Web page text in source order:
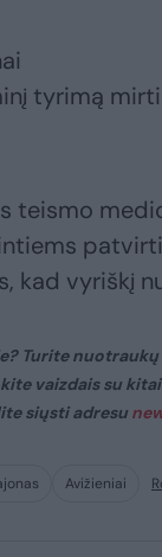
tyrimą
teismo
kad vyriškį
Turite nuotraukų
vaizdais su
siųsti adresu
Avižieniai